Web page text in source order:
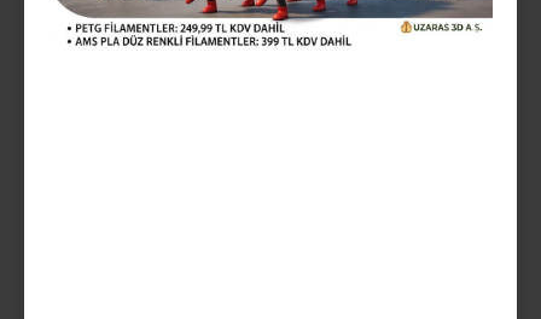
Teslim Tarihi